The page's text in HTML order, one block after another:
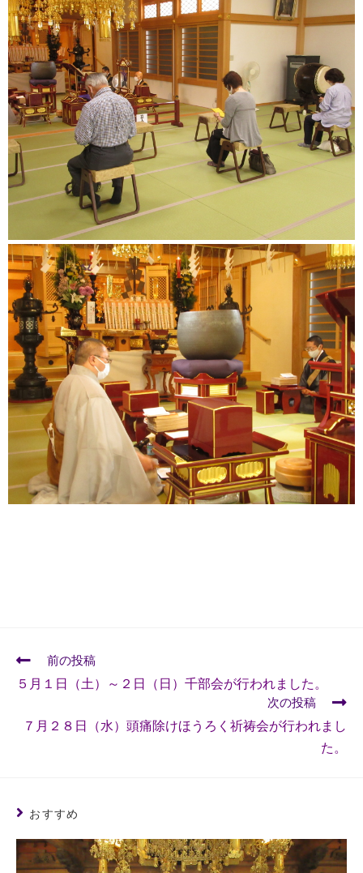
前の投稿
５月１日（土）～２日（日）千部会が行われました。
次の投稿
７月２８日（水）頭痛除けほうろく祈祷会が行われまし
た。
おすすめ